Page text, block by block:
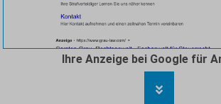
Ihre Anzeige bei Google für